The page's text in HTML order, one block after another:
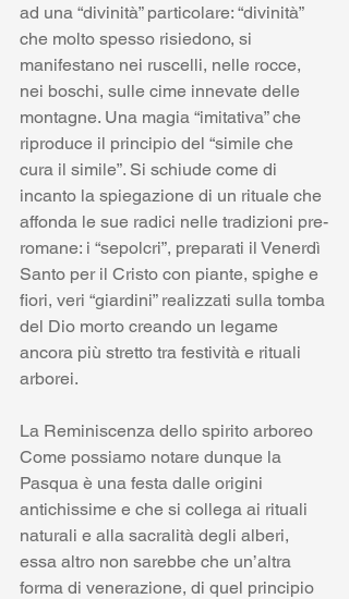
ad una “divinità” particolare: “divinità”
che molto spesso risiedono, si
manifestano nei ruscelli, nelle rocce,
nei boschi, sulle cime innevate delle
montagne. Una magia “imitativa” che
riproduce il principio del “simile che
cura il simile”. Si schiude come di
incanto la spiegazione di un rituale che
affonda le sue radici nelle tradizioni pre-
romane: i “sepolcri”, preparati il Venerdì
Santo per il Cristo con piante, spighe e
fiori, veri “giardini” realizzati sulla tomba
del Dio morto creando un legame
ancora più stretto tra festività e rituali
arborei.
La Reminiscenza dello spirito arboreo
Come possiamo notare dunque la
Pasqua è una festa dalle origini
antichissime e che si collega ai rituali
naturali e alla sacralità degli alberi,
essa altro non sarebbe che un’altra
forma di venerazione, di quel principio